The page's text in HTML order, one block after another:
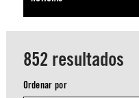
852 resultados
Ordenar por